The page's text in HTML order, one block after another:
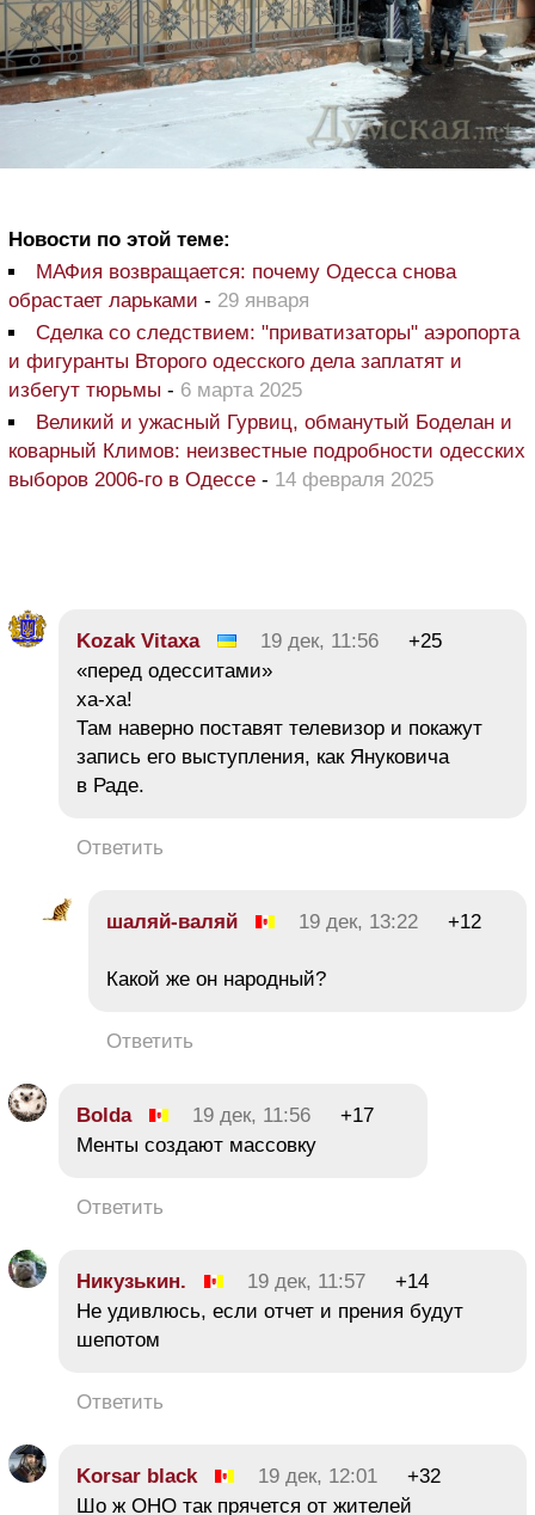
Новости по этой теме:
МАФия возвращается: почему Одесса снова
обрастает ларьками - 29 января
Сделка со следствием: "приватизаторы" аэропорта
и фигуранты Второго одесского дела заплатят и
избегут тюрьмы - 6 марта 2025
Великий и ужасный Гурвиц, обманутый Боделан и
коварный Климов: неизвестные подробности одесских
выборов 2006-го в Одессе - 14 февраля 2025
Kozak Vitaxa 19 дек, 11:56
+25
«перед одесситами»
ха-ха!
Там наверно поставят телевизор и покажут
запись его выступления, как Януковича
в Раде.
Ответить
шаляй-валяй 19 дек, 13:22 +12
Какой же он народный?
Ответить
Bolda 19 дек, 11:56
+17
Менты создают массовку
Ответить
Никузькин. 19 дек, 11:57
+14
Не удивлюсь, если отчет и прения будут
шепотом
Ответить
Korsar black 19 дек, 12:01
+32
Шо ж ОНО так прячется от жителей